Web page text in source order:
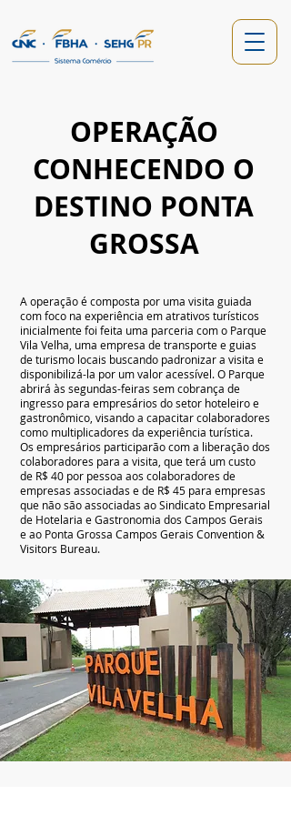
OPERAÇÃO
CONHECENDO O
DESTINO PONTA
GROSSA
A operação é composta por uma visita guiada
com foco na experiência em atrativos turísticos
inicialmente foi feita uma parceria com o Parque
Vila Velha, uma empresa de transporte e guias
de turismo locais buscando padronizar a visita e
disponibilizá-la por um valor acessível. O Parque
abrirá às segundas-feiras sem cobrança de
ingresso para empresários do setor hoteleiro e
gastronômico, visando a capacitar colaboradores
como multiplicadores da experiência turística.
Os empresários participarão com a liberação dos
colaboradores para a visita, que terá um custo
de R$ 40 por pessoa aos colaboradores de
empresas associadas e de R$ 45 para empresas
que não são associadas ao Sindicato Empresarial
de Hotelaria e Gastronomia dos Campos Gerais
e ao Ponta Grossa Campos Gerais Convention &
Visitors Bureau.